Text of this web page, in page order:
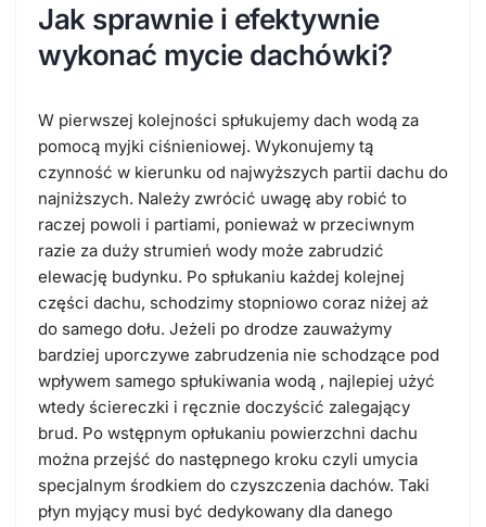
Jak sprawnie i efektywnie
wykonać mycie dachówki?
W pierwszej kolejności spłukujemy dach wodą za
pomocą myjki ciśnieniowej. Wykonujemy tą
czynność w kierunku od najwyższych partii dachu do
najniższych. Należy zwrócić uwagę aby robić to
raczej powoli i partiami, ponieważ w przeciwnym
razie za duży strumień wody może zabrudzić
elewację budynku. Po spłukaniu każdej kolejnej
części dachu, schodzimy stopniowo coraz niżej aż
do samego dołu. Jeżeli po drodze zauważymy
bardziej uporczywe zabrudzenia nie schodzące pod
wpływem samego spłukiwania wodą , najlepiej użyć
wtedy ściereczki i ręcznie doczyścić zalegający
brud. Po wstępnym opłukaniu powierzchni dachu
można przejść do następnego kroku czyli umycia
specjalnym środkiem do czyszczenia dachów. Taki
płyn myjący musi być dedykowany dla danego